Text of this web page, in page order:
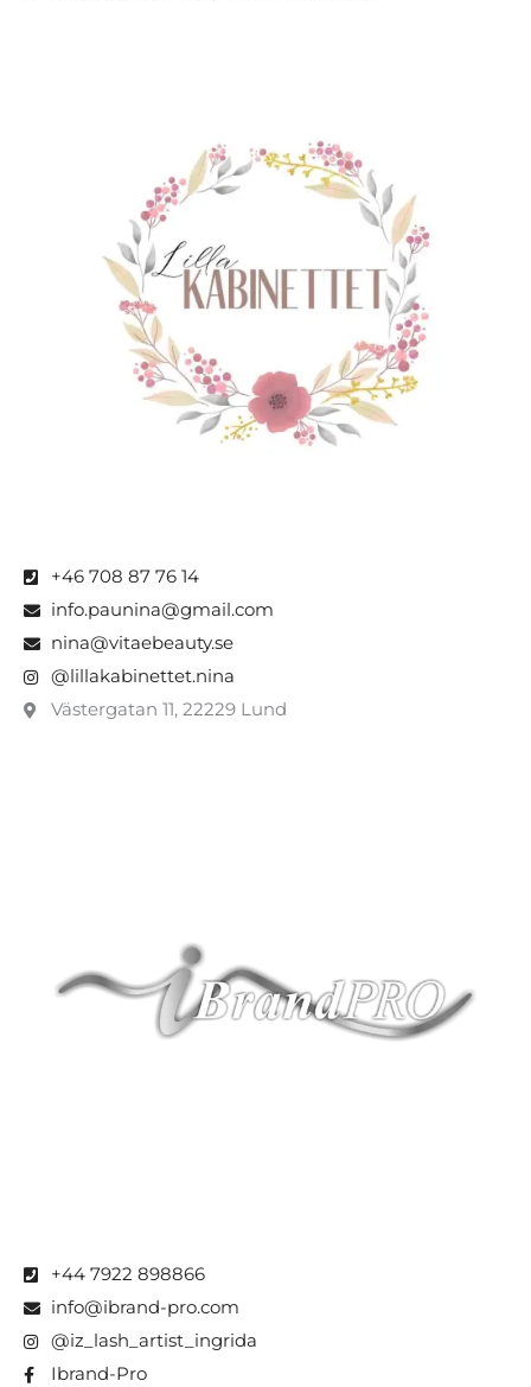
+46 708 87 76 14
info.paunina@gmail.com
nina@vitaebeauty.se
@lillakabinettet.nina
Västergatan 11, 22229 Lund
+44 7922 898866
info@ibrand-pro.com
@iz_lash_artist_ingrida
Ibrand-Pro